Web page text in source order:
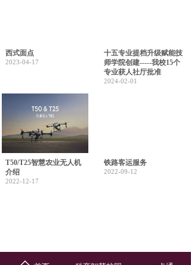
西式面点
2023-04-17
十五专业提档升级赋能技
师学院创建-----我校15个
专业获人社厅批准
2024-02-01
T50/T25智慧农业无人机
介绍
2022-12-17
铁路客运服务
2022-09-12
机电设备安装与维修